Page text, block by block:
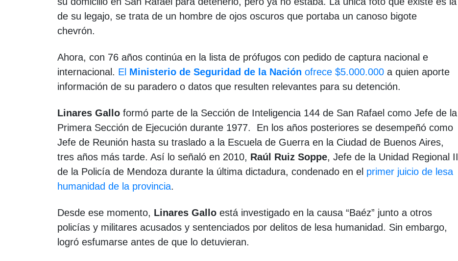
de su legajo, se trata de un hombre de ojos oscuros que portaba un canoso bigote
chevrón.
Ahora, con 76 años continúa en la lista de prófugos con pedido de captura nacional e
internacional. El Ministerio de Seguridad de la Nación ofrece $5.000.000 a quien aporte
información de su paradero o datos que resulten relevantes para su detención.
Linares Gallo formó parte de la Sección de Inteligencia 144 de San Rafael como Jefe de la
Primera Sección de Ejecución durante 1977. En los años posteriores se desempeñó como
Jefe de Reunión hasta su traslado a la Escuela de Guerra en la Ciudad de Buenos Aires,
tres años más tarde. Así lo señaló en 2010, Raúl Ruiz Soppe, Jefe de la Unidad Regional II
de la Policía de Mendoza durante la última dictadura, condenado en el primer juicio de lesa
humanidad de la provincia.
Desde ese momento, Linares Gallo está investigado en la causa “Baéz” junto a otros
policías y militares acusados y sentenciados por delitos de lesa humanidad. Sin embargo,
logró esfumarse antes de que lo detuvieran.